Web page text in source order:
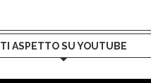
TI ASPETTO SU YOUTUBE